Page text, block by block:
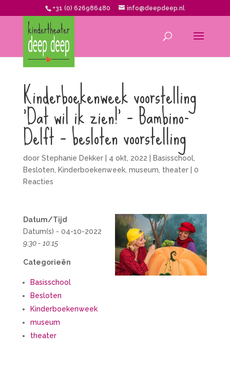
+31 (0) 626986480 info@deepdeep.nl
Kinderboekenweek voorstelling
‘Dat wil ik zien!’ – Bambino-
Delft – besloten voorstelling
door Stephanie Dekker| 4 okt, 2022 Basisschool,
Besloten
Kinderboekenweek, museum theater| 0
Reacties
Datum/Tijd
Datum(s) - 04-10-2022
9:30 - 10:15
Categorieën
Basisschool
Besloten
Kinderboekenweek
museum
theater